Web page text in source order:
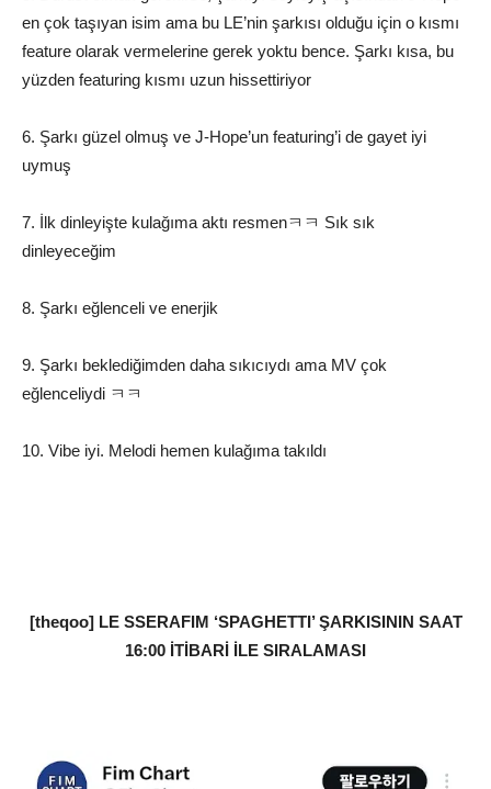
en çok taşıyan isim ama bu LE’nin şarkısı olduğu için o kısmı
feature olarak vermelerine gerek yoktu bence. Şarkı kısa, bu
yüzden featuring kısmı uzun hissettiriyor
6. Şarkı güzel olmuş ve J-Hope’un featuring’i de gayet iyi
uymuş
7. İlk dinleyişte kulağıma aktı resmenㅋㅋ Sık sık
dinleyeceğim
8. Şarkı eğlenceli ve enerjik
9. Şarkı beklediğimden daha sıkıcıydı ama MV çok
eğlenceliydi ㅋㅋ
10. Vibe iyi. Melodi hemen kulağıma takıldı
[theqoo] LE SSERAFIM ‘SPAGHETTI’ ŞARKISININ SAAT
16:00 İTİBARİ İLE SIRALAMASI